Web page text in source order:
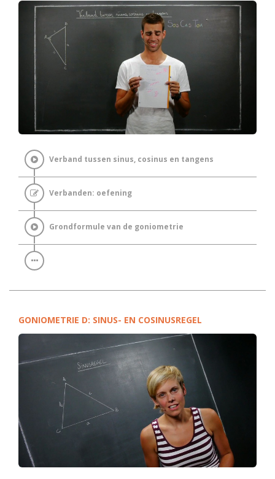
Verband tussen sinus, cosinus en tangens
Verbanden: oefening
Grondformule van de goniometrie
GONIOMETRIE D: SINUS- EN COSINUSREGEL